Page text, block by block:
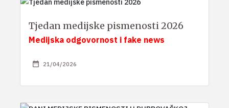
Tjedan medijske pismenosti 2026
Medijska odgovornost i fake news
21/04/2026